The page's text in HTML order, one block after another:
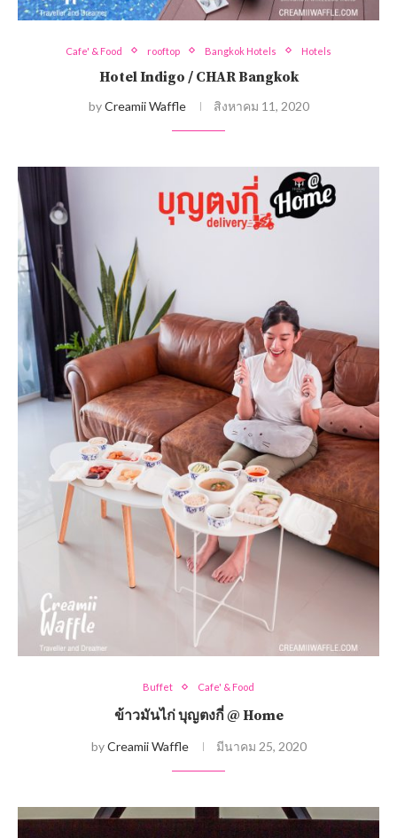
Cafe' & Food rooftop Bangkok Hotels Hotels
Hotel Indigo / CHAR Bangkok
byCreamii Waffle สิงหาคม 11, 2020
Buffet Cafe' & Food
ข้าวมันไก่ บุญตงกี่ @ Home
byCreamii Waffle มีนาคม 25, 2020